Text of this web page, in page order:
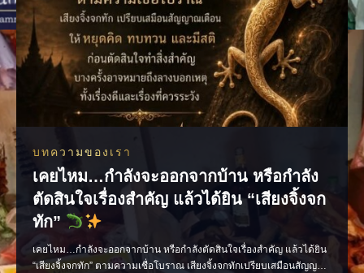
บทความของเรา
เคยไหม…กำลังจะออกจากบ้าน หรือกำลัง
ตัดสินใจเรื่องสำคัญ แล้วได้ยิน “เสียงจิ้งจก
ทัก”
เคยไหม…กำลังจะออกจากบ้าน หรือกำลังตัดสินใจเรื่องสำคัญ แล้วได้ยิน
“เสียงจิ้งจกทัก” ตามความเชื่อโบราณ เสียงจิ้งจกทักเปรียบเสมือนสัญญาณ